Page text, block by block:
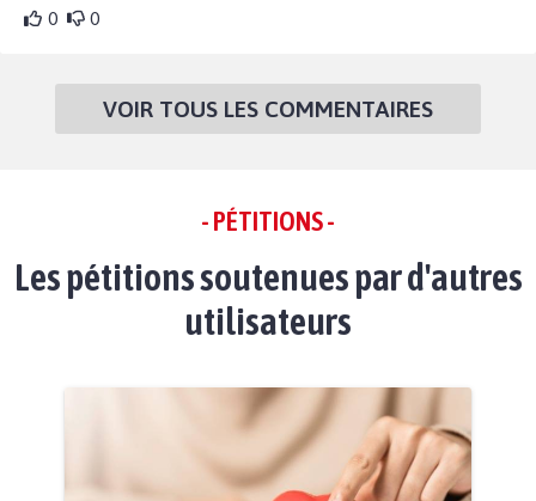
0 0
VOIR TOUS LES COMMENTAIRES
- PÉTITIONS -
Les pétitions soutenues par d'autres
utilisateurs